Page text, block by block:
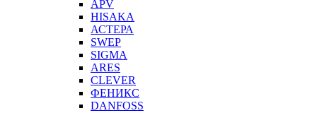
APV
HISAKA
АСТЕРА
SWEP
SIGMA
ARES
CLEVER
ФЕНИКС
DANFOSS